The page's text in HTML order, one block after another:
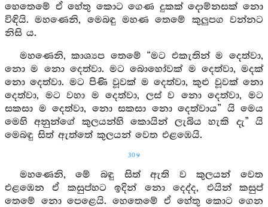
හෙතෙමේ ඒ හේතු කොට ගෙණ දුකක් දොම්නසක් නො
විඳියි. මහණෙනි, මෙබඳු මහණ තෙමේ කුලුපග වන්නට
නිසි ය.
මහණෙනි, කාශ්‍යප තෙමේ “මට එකැතින් ම දෙත්වා,
නො ම නො දෙත්වා. මට බොහෝවක් ම දෙත්වා, මදක්
නො දෙත්වා. මට පිණි වූවක් ම දෙත්වා, කුළු වූවක් නො
දෙත්වා, මට වහා ම දෙත්වා, ලස් ව නො දෙත්වා, මට
සකසා ම දෙත්වා, නො සකසා නො දෙත්වාය” යි මෙය
මෙහි අනුන්ගේ කුලයන්හි කොයින් ලැබිය හැකි දැ” යි
මෙබඳු සිත් ඇත්තේ කුලයන් වෙත එළඹෙයි.
309
මහණෙනි, මේ බඳු සිත් ඇති ව කුලයන් වෙත
එළඹෙන ඒ කසුප්හට ඉදින් නො දෙද්ද, එයින් කසුප්
තෙමේ නො පෙළෙයි. හෙතෙමේ ඒ හේතු කොට ගෙන